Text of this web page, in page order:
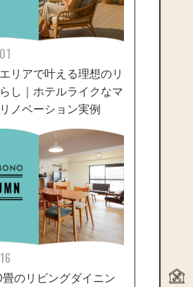
リアで叶える理想のリ
し｜ホテルライクなマ
ノベーション実例
のリビングダイニン